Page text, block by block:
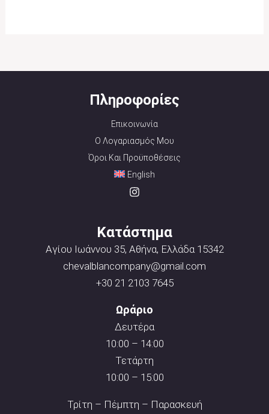
Πληροφορίες
Επικοινωνία
Ο Λογαριασμός Μου
Όροι Και Προϋποθέσεις
English
Κατάστημα
Αγίου Ιωάννου 35, Αθήνα, Ελλάδα 15342
chevalblancompany@gmail.com
+30 21 2103 7645
Ωράριο
Δευτέρα
10:00 – 14:00
Τετάρτη
10:00 – 15:00
Τρίτη – Πέμπτη – Παρασκευή